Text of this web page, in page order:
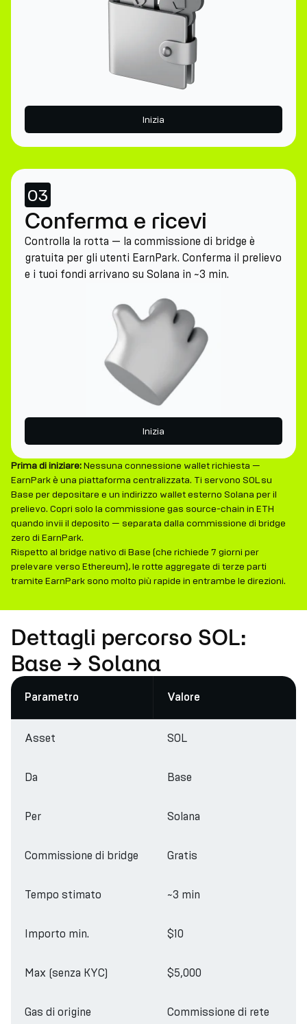
Inizia
03
Conferma e ricevi
Controlla la rotta — la commissione di bridge è
gratuita per gli utenti EarnPark. Conferma il prelievo
e i tuoi fondi arrivano su Solana in ~3 min.
Inizia
Prima di iniziare:Nessuna connessione wallet richiesta —
EarnPark è una piattaforma centralizzata. Ti servono SOL su
Base per depositare e un indirizzo wallet esterno Solana per il
prelievo. Copri solo la commissione gas source-chain in ETH
quando invii il deposito — separata dalla commissione di bridge
zero di EarnPark.
Rispetto al bridge nativo di Base (che richiede 7 giorni per
prelevare verso Ethereum), le rotte aggregate di terze parti
tramite EarnPark sono molto più rapide in entrambe le direzioni.
Dettagli percorso SOL:
Base → Solana
Parametro Valore
Asset SOL
Da Base
Per Solana
Commissione di bridge Gratis
Tempo stimato ~3 min
Importo min. $10
Max (senza KYC) $5,000
Gas di origine
Commissione di rete